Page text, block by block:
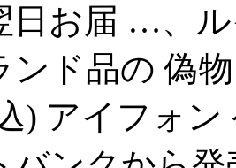
日お届 …、
ンド品の 偽
) アイフォ